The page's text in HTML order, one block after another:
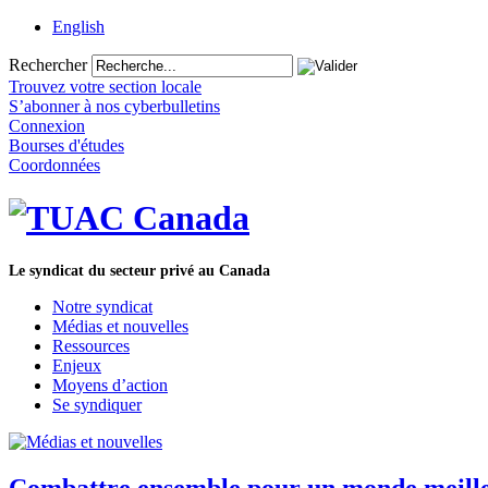
English
Rechercher
Trouvez votre section locale
S’abonner à nos cyberbulletins
Connexion
Bourses d'études
Coordonnées
Le syndicat du secteur privé au Canada
Notre syndicat
Médias et nouvelles
Ressources
Enjeux
Moyens d’action
Se syndiquer